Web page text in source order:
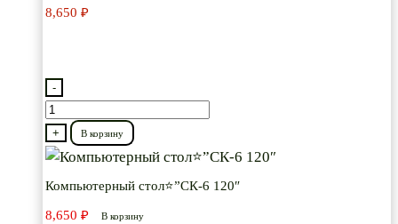
8,650 ₽
-
Количество
товара
Компьютерный
+ В корзину
Компьютерный стол⭐”СК-6 120″
8,650 ₽ В корзину